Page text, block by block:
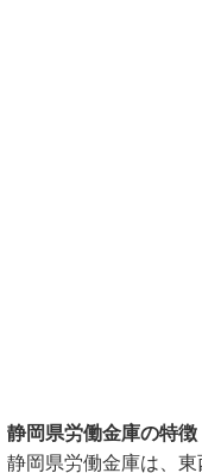
静岡県労働金庫の特徴
静岡県労働金庫は、